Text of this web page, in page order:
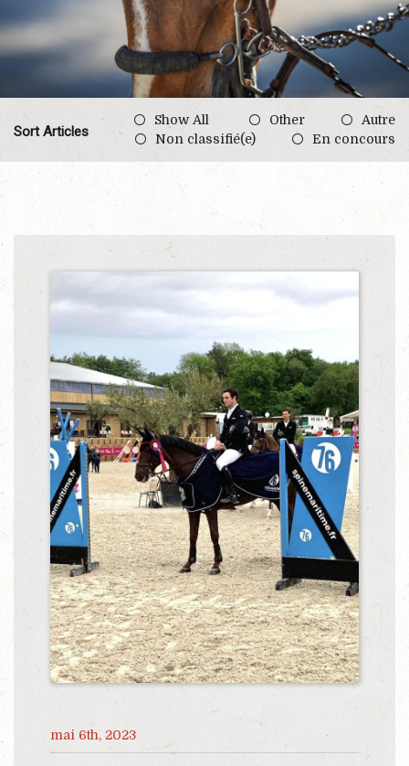
Sort Articles
Show All Other
Autre
Non classifié(e)
En concours
mai 6th, 2023